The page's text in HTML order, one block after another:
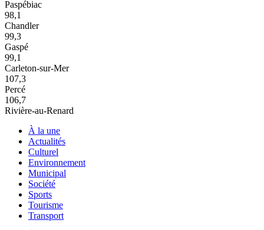
Paspébiac
98,1
Chandler
99,3
Gaspé
99,1
Carleton-sur-Mer
107,3
Percé
106,7
Rivière-au-Renard
À la une
Actualités
Culturel
Environnement
Municipal
Société
Sports
Tourisme
Transport